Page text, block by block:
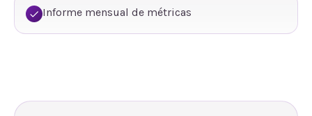
Informe mensual de métricas